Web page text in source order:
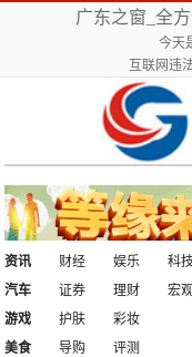
广东之窗_全
今天
互联网违
资讯 财经 娱乐
科
汽车
证券 理财 宏
游戏
护肤
彩妆
美食
导购 评测